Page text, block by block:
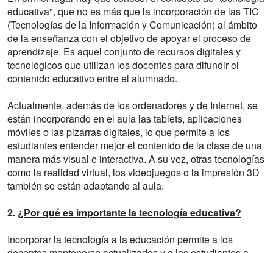
educativa", que no es más que la incorporación de las TIC
(Tecnologías de la Información y Comunicación) al ámbito
de la enseñanza con el objetivo de apoyar el proceso de
aprendizaje. Es aquel conjunto de recursos digitales y
tecnológicos que utilizan los docentes para difundir el
contenido educativo entre el alumnado.
Actualmente, además de los ordenadores y de Internet, se
están incorporando en el aula las tablets, aplicaciones
móviles o las pizarras digitales, lo que permite a los
estudiantes entender mejor el contenido de la clase de una
manera más visual e interactiva. A su vez, otras tecnologías
como la realidad virtual, los videojuegos o la impresión 3D
también se están adaptando al aula.
2. ¿Por qué es importante la tecnología educativa?
Incorporar la tecnología a la educación permite a los